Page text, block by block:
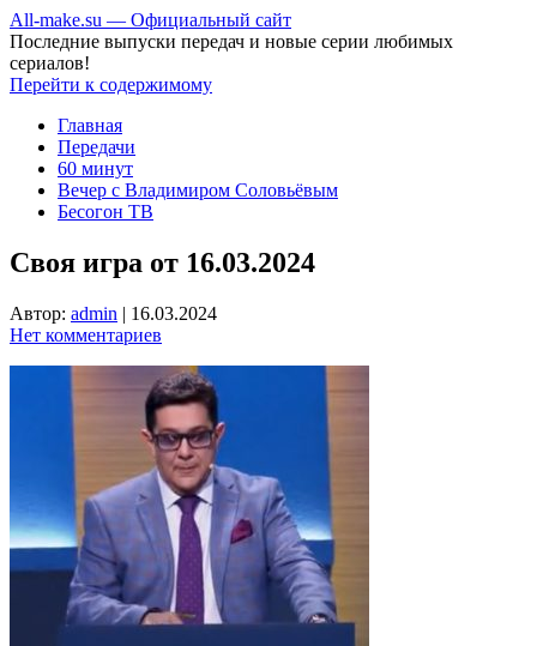
All-make.su — Официальный сайт
Последние выпуски передач и новые серии любимых
сериалов!
Перейти к содержимому
Главная
Передачи
60 минут
Вечер с Владимиром Соловьёвым
Бесогон ТВ
Своя игра от 16.03.2024
Автор: admin | 16.03.2024
Нет комментариев